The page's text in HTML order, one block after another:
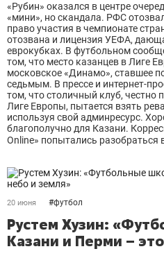
«Рубин» оказался в центре
«мини», но скандала. РФС
право участия в чемпионате
отозвана и лицензия УЕФА,
еврокубках. В футбольном
том, что место казанцев в Лиге
московское «Динамо», ставшее
седьмым. В прессе и интернет-
том, что столичный клуб, честно
Лиге Европы, пытается взять
используя свой админресурс.
благополучно для Казани.
Online» попытались разобраться
20 июня #футбол
Рустем Хузин:
Казани и Перми –